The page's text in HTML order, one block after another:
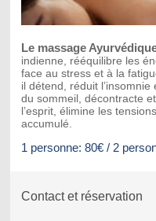
Le massage
indienne, rééquilibre les
face au stress et à la
il détend, réduit
du sommeil, décontracte
l’esprit, élimine les
accumulé.
1 personne: 80€ / 2
Contact et réservation